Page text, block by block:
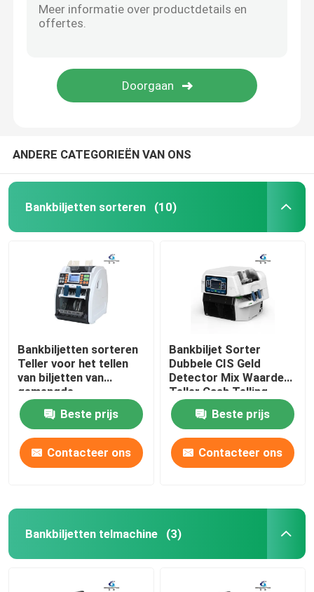
ANDERE CATEGORIEËN VAN ONS
Bankbiljetten sorteren (10)
Bankbiljetten sorteren
Teller voor het tellen
van biljetten van
gemengde
denominaties
Beste prijs
Contacteer ons
Bankbiljet Sorter
Dubbele CIS Geld
Detector Mix Waarde
Teller Cash Telling
Machine geld
Beste prijs
Contacteer ons
Bankbiljetten telmachine (3)